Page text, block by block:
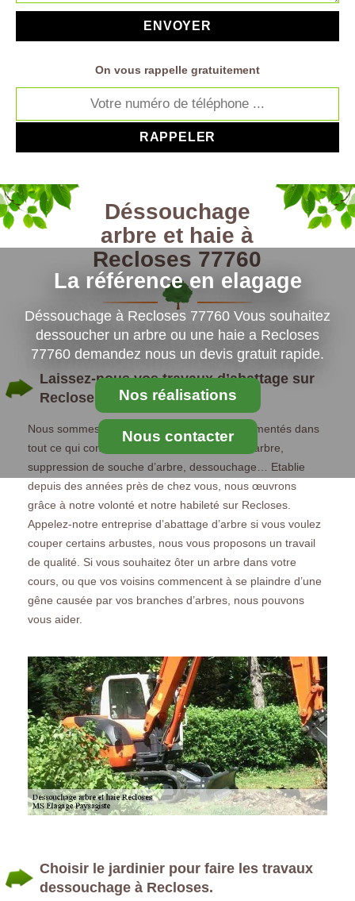
La référence en elagage
Déssouchage à Recloses 77760 Vous souhaitez
dessoucher un arbre ou une haie a Recloses
77760 demandez nous un devis gratuit rapide.
Nos réalisations
Nous contacter
On vous rappelle gratuitement
Déssouchage
arbre et haie à
Recloses 77760
Laissez-nous vos travaux d’abattage sur
Recloses
Nous sommes une société d’abattage, expérimentés dans
tout ce qui concerne ce domaine : élagage d’arbre,
suppression de souche d’arbre, dessouchage… Etablie
depuis des années près de chez vous, nous œuvrons
grâce à notre volonté et notre habileté sur Recloses.
Appelez-notre entreprise d’abattage d’arbre si vous voulez
couper certains arbustes, nous vous proposons un travail
de qualité. Si vous souhaitez ôter un arbre dans votre
cours, ou que vos voisins commencent à se plaindre d’une
gêne causée par vos branches d’arbres, nous pouvons
vous aider.
Choisir le jardinier pour faire les travaux
dessouchage à Recloses.